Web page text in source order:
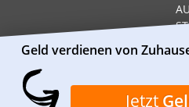
Impressum Datenschutz
Geld verdienen von
Jetzt